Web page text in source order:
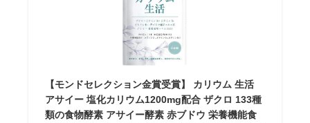
【モンドセレクション金賞受賞】 カリウム 生活
アサイー 塩化カリウム1200mg配合 ザクロ 133種
類の食物酵素 アサイー酵素 赤ブドウ 栄養機能食